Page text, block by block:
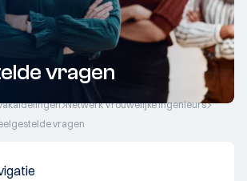
vragen
Netwerk Vrouwelijke Ingenieurs
vragen